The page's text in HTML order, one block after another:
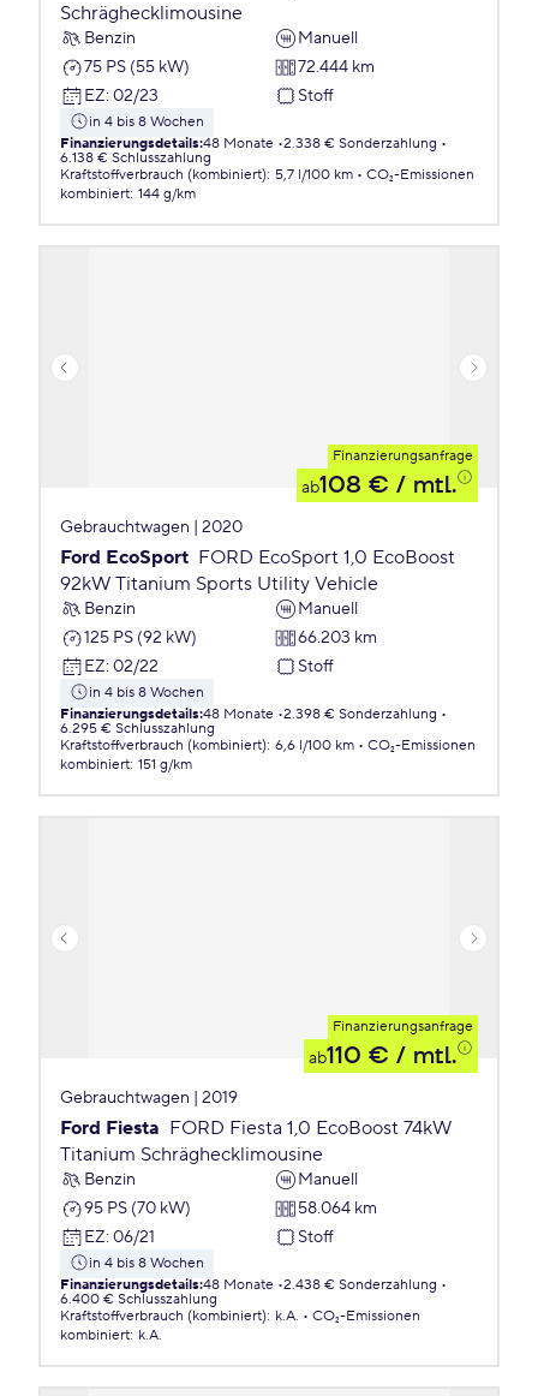
Schräghecklimousine
Benzin
Manuell
75 PS (55 kW)
72.444 km
EZ: 02/23 Stoff
in 4 bis 8 Wochen
Finanzierungsdetails:48 Monate 2.338 € Sonderzahlung
6.138 € Schlusszahlung
Kraftstoffverbrauch (kombiniert): 5,7 l/100 km
CO₂-Emissionen
kombiniert: 144 g/km
Finanzierungsanfrage
ab108 € / mtl.
Gebrauchtwagen | 2020
Ford EcoSport FORD EcoSport 1,0 EcoBoost
92kW Titanium Sports Utility Vehicle
Benzin
Manuell
125 PS (92 kW)
66.203 km
EZ: 02/22 Stoff
in 4 bis 8 Wochen
Finanzierungsdetails:48 Monate 2.398 € Sonderzahlung
6.295 € Schlusszahlung
Kraftstoffverbrauch (kombiniert): 6,6 l/100 km
CO₂-Emissionen
kombiniert: 151 g/km
Finanzierungsanfrage
ab110 € / mtl.
Gebrauchtwagen | 2019
Ford Fiesta FORD Fiesta 1,0 EcoBoost 74kW
Titanium Schräghecklimousine
Benzin
Manuell
95 PS (70 kW)
58.064 km
EZ: 06/21 Stoff
in 4 bis 8 Wochen
Finanzierungsdetails:48 Monate 2.438 € Sonderzahlung
6.400 € Schlusszahlung
Kraftstoffverbrauch (kombiniert): k.A.
CO₂-Emissionen
kombiniert: k.A.